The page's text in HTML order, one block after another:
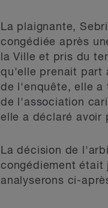
La plaignante,
congédiée après
la Ville et pris du
qu'elle prenait part
de l'enquête, elle a
de l'association
elle a déclaré avoir
La décision de
congédiement était
analyserons ci-